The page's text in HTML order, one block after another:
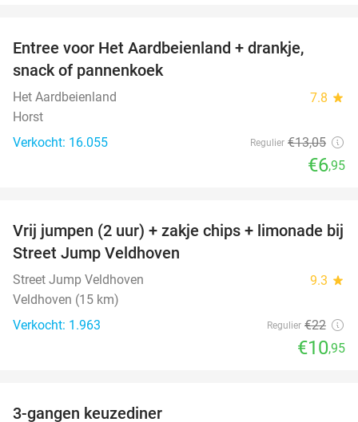
Entree voor Het Aardbeienland + drankje,
snack of pannenkoek
Het Aardbeienland 7.8 star
Horst
Verkocht: 16.055
Regulier €13,05
€6,95
50%
Vrij jumpen (2 uur) + zakje chips + limonade bij
Street Jump Veldhoven
Street Jump Veldhoven 9.3 star
Veldhoven (15 km)
Verkocht: 1.963
Regulier €22
€10,95
3-gangen keuzediner